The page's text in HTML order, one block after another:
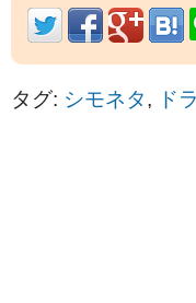
タグ: シモネタ, ド